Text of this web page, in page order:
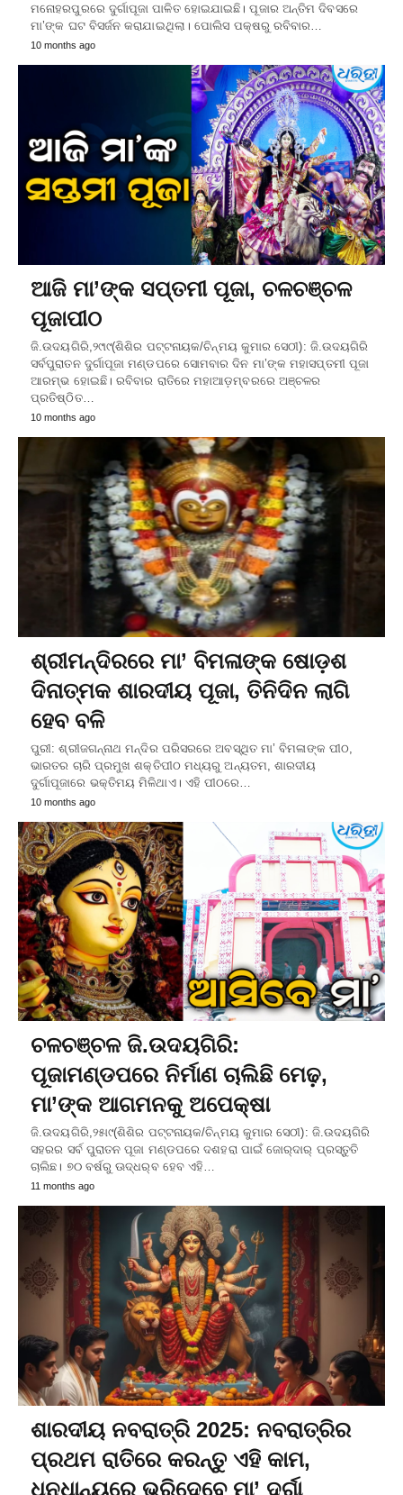
ମନୋହରପୁରରେ ଦୁର୍ଗାପୂଜା ପାଳିତ ହୋଇଯାଇଛି। ପୂଜାର ଅନ୍ତିମ ଦିବସରେ
ମା’ଙ୍କ ଘଟ ବିସର୍ଜନ କରାଯାଇଥିଲା। ପୋଲିସ ପକ୍ଷରୁ ରବିବାର…
10 months ago
ଆଜି ମା’ଙ୍କ ସପ୍ତମୀ ପୂଜା, ଚଳଚଞ୍ଚଳ
ପୂଜାପୀଠ
ଜି.ଉଦୟଗିରି,୨୯ା୯(ଶିଶିର ପଟ୍ଟନାୟକ/ଚିନ୍ମୟ କୁମାର ସେଠୀ): ଜି.ଉଦୟଗିରି
ସର୍ବପୁରାତନ ଦୁର୍ଗାପୂଜା ମଣ୍ଡପରେ ସୋମବାର ଦିନ ମା’ଙ୍କ ମହାସପ୍ତମୀ ପୂଜା
ଆରମ୍ଭ ହୋଇଛି। ରବିବାର ରାତିରେ ମହାଆଡ଼ମ୍ବରରେ ଅଞ୍ଚଳର
ପ୍ରତିଷ୍ଠିତ…
10 months ago
ଶ୍ରୀମନ୍ଦିରରେ ମା’ ବିମଳାଙ୍କ ଷୋଡ଼ଶ
ଦିନାତ୍ମକ ଶାରଦୀୟ ପୂଜା, ତିନିଦିନ ଲାଗି
ହେବ ବଳି
ପୁରୀ: ଶ୍ରୀଜଗନ୍ନାଥ ମନ୍ଦିର ପରିସରରେ ଅବସ୍ଥିତ ମା’ ବିମଳାଙ୍କ ପୀଠ,
ଭାରତର ଚାରି ପ୍ରମୁଖ ଶକ୍ତିପୀଠ ମଧ୍ୟରୁ ଅନ୍ୟତମ, ଶାରଦୀୟ
ଦୁର୍ଗାପୂଜାରେ ଭକ୍ତିମୟ ମିଳିଥାଏ। ଏହି ପୀଠରେ…
10 months ago
ଚଳଚଞ୍ଚଳ ଜି.ଉଦୟଗିରି:
ପୂଜାମଣ୍ଡପରେ ନିର୍ମାଣ ଚାଲିଛି ମେଢ଼,
ମା’ଙ୍କ ଆଗମନକୁ ଅପେକ୍ଷା
ଜି.ଉଦୟଗିରି,୨୫ା୯(ଶିଶିର ପଟ୍ଟନାୟକ/ଚିନ୍ମୟ କୁମାର ସେଠୀ): ଜି.ଉଦୟଗିରି
ସହରର ସର୍ବ ପୁରାତନ ପୂଜା ମଣ୍ଡପରେ ଦଶହରା ପାଇଁ ଜୋର୍‌ଦାର୍‌ ପ୍ରସ୍ତୁତି
ଚାଲିଛ। ୭୦ ବର୍ଷରୁ ଊଦ୍ଧର୍‌ବ ହେବ ଏହି…
11 months ago
ଶାରଦୀୟ ନବରାତ୍ରି 2025: ନବରାତ୍ରିର
ପ୍ରଥମ ରାତିରେ କରନ୍ତୁ ଏହି କାମ,
ଧନଧାନ୍ୟରେ ଭରିଦେବେ ମା’ ଦୁର୍ଗା